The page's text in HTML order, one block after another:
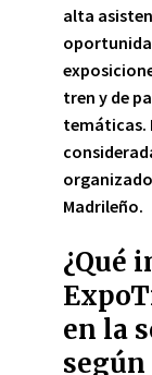
alta
tren y de
temáticas.
Madrileño.
¿Qué
en la